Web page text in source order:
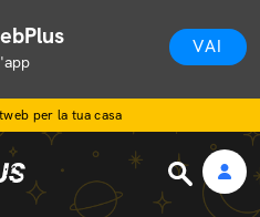
VAI
per la tua casa